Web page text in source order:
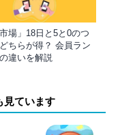
市場」18日と5と0のつ
ちらが得？ 会員ラン
違いを解説
見ています